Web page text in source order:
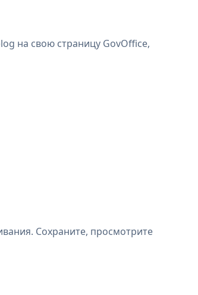
на свою страницу GovOffice,
Сохраните, просмотрите